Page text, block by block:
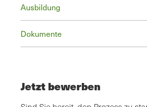
Ausbildung
Dokumente
Jetzt bewerben